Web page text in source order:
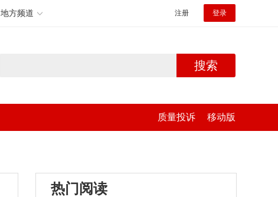
地方频道 注册 登录
搜索
质量投诉 移动版
热门阅读